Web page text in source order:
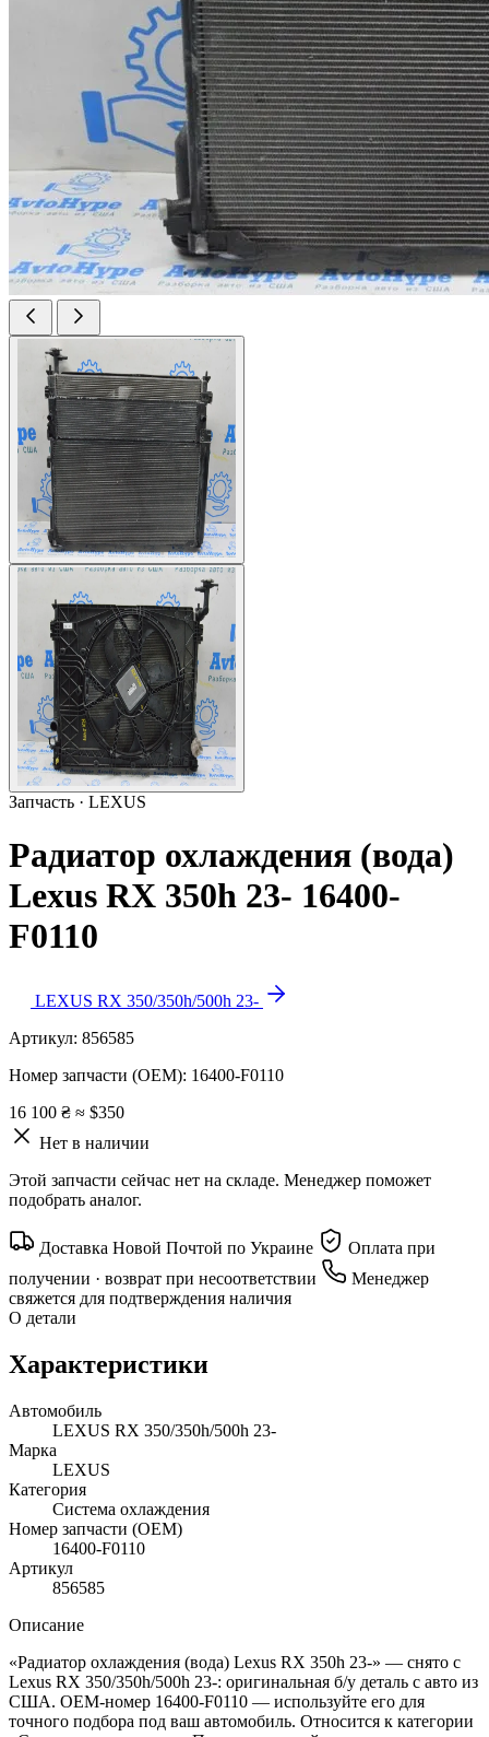
Запчасть · LEXUS
Радиатор охлаждения (вода)
Lexus RX 350h 23- 16400-
F0110
LEXUS RX 350/350h/500h 23-
Артикул: 856585
Номер запчасти (OEM): 16400-F0110
16 100 ₴ ≈ $350
Нет в наличии
Этой запчасти сейчас нет на складе. Менеджер поможет
подобрать аналог.
Доставка Новой Почтой по Украине
Оплата при
получении · возврат при несоответствии
Менеджер
свяжется для подтверждения наличия
О детали
Характеристики
Автомобиль
LEXUS RX 350/350h/500h 23-
Марка
LEXUS
Категория
Система охлаждения
Номер запчасти (OEM)
16400-F0110
Артикул
856585
Описание
«Радиатор охлаждения (вода) Lexus RX 350h 23-» — снято с
Lexus RX 350/350h/500h 23-: оригинальная б/у деталь с авто из
США. OEM-номер 16400-F0110 — используйте его для
точного подбора под ваш автомобиль. Относится к категории